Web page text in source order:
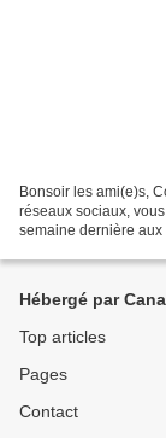
Bonsoir les ami(e)s,
réseaux sociaux,
semaine dernière aux
Hébergé par
Top articles
Pages
Contact